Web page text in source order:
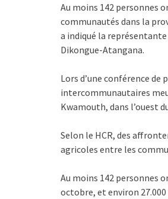
Au moins 142 personnes
communautés dans la
a indiqué la représentante
Dikongue-Atangana.
Lors d’une conférence de
intercommunautaires
Kwamouth, dans l’ouest
Selon le HCR, des
agricoles entre les
Au moins 142 personnes
octobre, et environ